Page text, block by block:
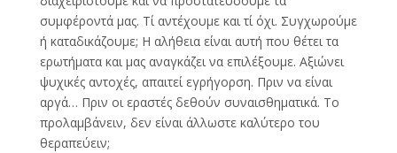
συμφέροντά μας. Τί αντέχουμε και τί όχι. Συγχωρούμε
ή καταδικάζουμε; Η αλήθεια είναι αυτή που θέτει τα
ερωτήματα και μας αναγκάζει να επιλέξουμε. Αξιώνει
ψυχικές αντοχές, απαιτεί εγρήγορση. Πριν να είναι
αργά… Πριν οι εραστές δεθούν συναισθηματικά. Το
προλαμβάνειν, δεν είναι άλλωστε καλύτερο του
θεραπεύειν;